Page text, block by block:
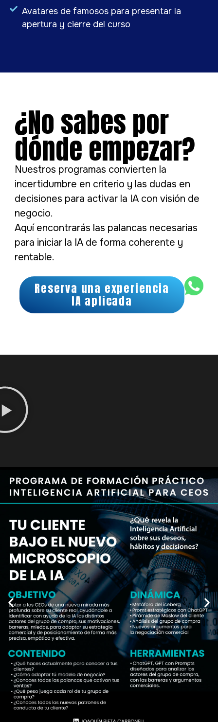
Avatares de famosos para presentar la
apertura y cierre del curso
¿No sabes por
dónde empezar?
Nuestros programas convierten la
incertidumbre en criterio y las dudas en
decisiones para activar la IA con visión de
negocio.
Aquí encontrarás las palancas necesarias
para iniciar la IA de forma coherente y
rentable.
Reserva una experiencia
IA aplicada